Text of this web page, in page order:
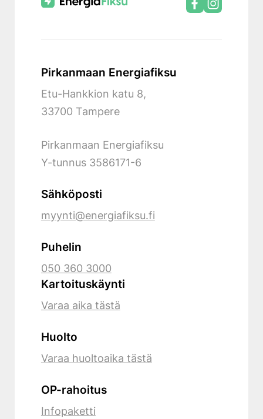
Pirkanmaan Energiafiksu
Etu-Hankkion katu 8,
33700 Tampere
Pirkanmaan Energiafiksu
Y-tunnus 3586171-6
Sähköposti
myynti@energiafiksu.fi
Puhelin
050 360 3000
Kartoituskäynti
Varaa aika tästä
Huolto
Varaa huoltoaika tästä
OP-rahoitus
Infopaketti